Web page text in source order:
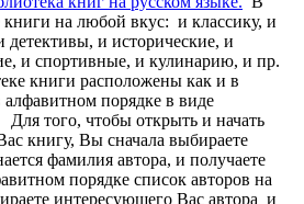
на любой вкус: и классику, и
детективы, и исторические, и
и спортивные, и кулинарию, и пр.
книги расположены как и в
порядке в виде
Для того, чтобы открыть и начать
книгу, Вы сначала выбираете
фамилия автора, и получаете
порядке список авторов на
интересующего Вас автора и